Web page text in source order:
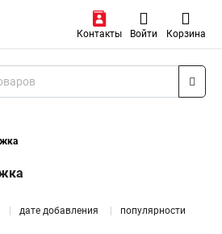
Контакты Войти Корзина
дате добавления популярности